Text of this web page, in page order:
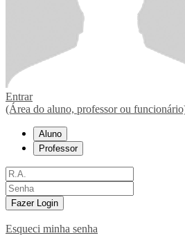
Entrar
(Área do aluno, professor ou
Aluno
Professor
Fazer Login
Esqueci minha senha